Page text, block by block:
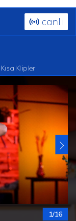
canlı
Kısa Klipler
1/16